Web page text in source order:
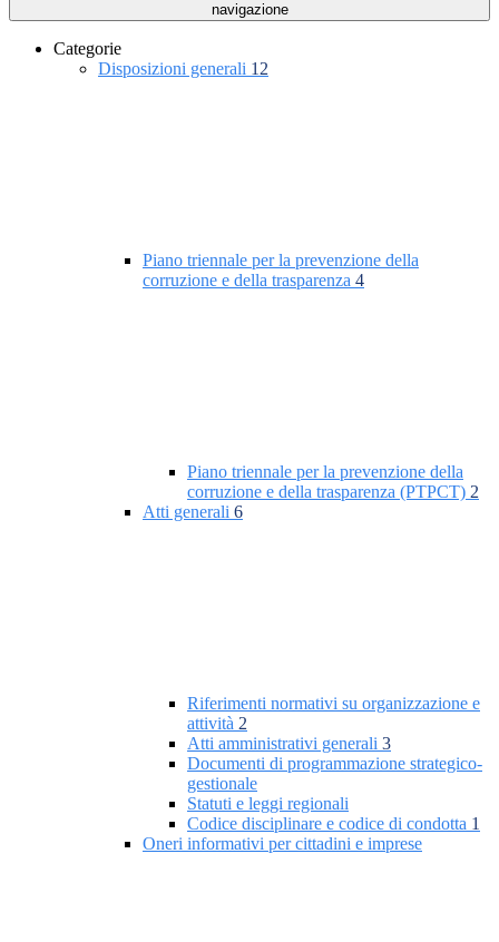
navigazione
Categorie
Disposizioni generali 12
Piano triennale per la prevenzione della
corruzione e della trasparenza 4
Piano triennale per la prevenzione della
corruzione e della trasparenza (PTPCT) 2
Atti generali 6
Riferimenti normativi su organizzazione e
attività 2
Atti amministrativi generali 3
Documenti di programmazione strategico-
gestionale
Statuti e leggi regionali
Codice disciplinare e codice di condotta 1
Oneri informativi per cittadini e imprese